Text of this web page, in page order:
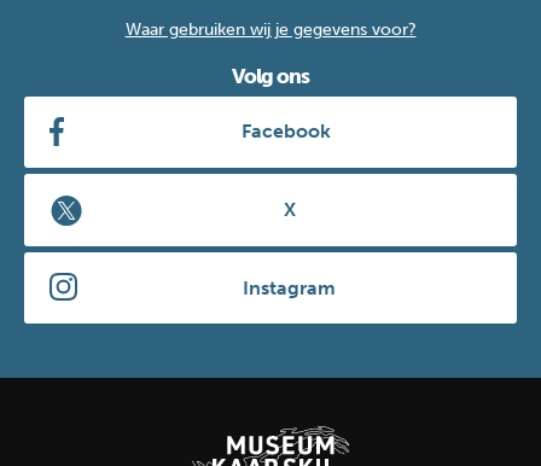
Waar gebruiken wij je gegevens voor?
Volg ons
Facebook
X
Instagram